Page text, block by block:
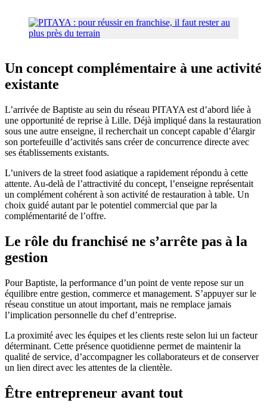
Un concept complémentaire à une activité
existante
L’arrivée de Baptiste au sein du réseau PITAYA est d’abord liée à
une opportunité de reprise à Lille. Déjà impliqué dans la restauration
sous une autre enseigne, il recherchait un concept capable d’élargir
son portefeuille d’activités sans créer de concurrence directe avec
ses établissements existants.
L’univers de la street food asiatique a rapidement répondu à cette
attente. Au-delà de l’attractivité du concept, l’enseigne représentait
un complément cohérent à son activité de restauration à table. Un
choix guidé autant par le potentiel commercial que par la
complémentarité de l’offre.
Le rôle du franchisé ne s’arrête pas à la
gestion
Pour Baptiste, la performance d’un point de vente repose sur un
équilibre entre gestion, commerce et management. S’appuyer sur le
réseau constitue un atout important, mais ne remplace jamais
l’implication personnelle du chef d’entreprise.
La proximité avec les équipes et les clients reste selon lui un facteur
déterminant. Cette présence quotidienne permet de maintenir la
qualité de service, d’accompagner les collaborateurs et de conserver
un lien direct avec les attentes de la clientèle.
Être entrepreneur avant tout